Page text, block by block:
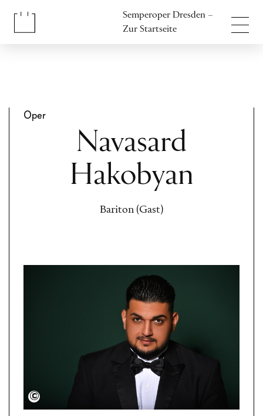
Semperoper Dresden –
Zur Startseite
Oper
Navasard
Hakobyan
Bariton (Gast)
Baghdasarian Gabriell